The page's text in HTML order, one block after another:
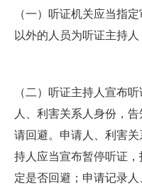
（一）听证机关应当指
以外的人员为听证主持人
（二）听证主持人宣布
人、利害关系人身份，
请回避。申请人、利害
持人应当宣布暂停听证
定是否回避；申请记录